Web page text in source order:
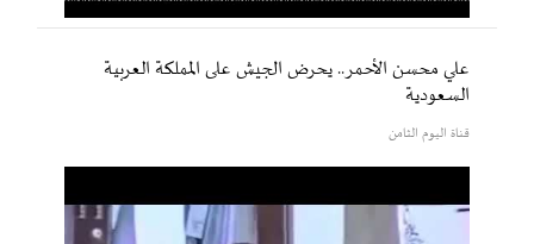
علي محسن الأحمر.. يحرض الجيش على المملكة العربية
السعودية
قناة اليوم الثامن